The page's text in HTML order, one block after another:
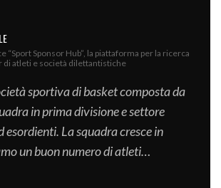
“Sport Sponsor Hub”, la piattaforma per la ricerca
di atleti e società dilettantistiche
sportiva di basket composta da
in prima divisione e settore
esordienti. La squadra cresce in
un buon numero di atleti…